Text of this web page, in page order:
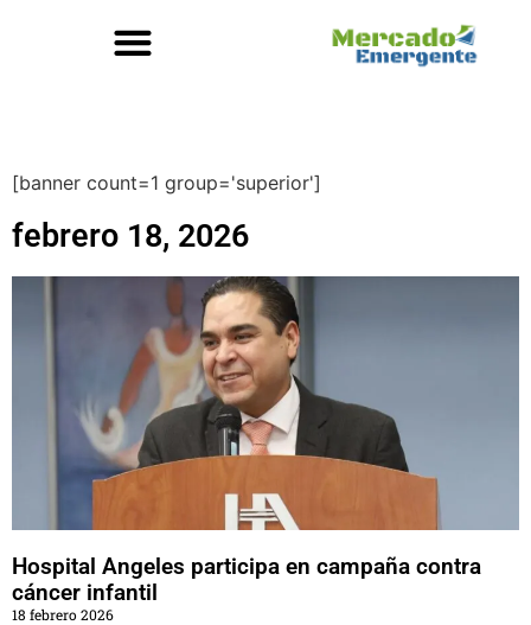
[banner count=1 group='superior']
febrero 18, 2026
Hospital Angeles participa en campaña contra
cáncer infantil
18 febrero 2026